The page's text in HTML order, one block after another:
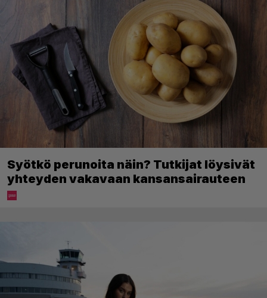
Syötkö perunoita näin? Tutkijat löysivät
yhteyden vakavaan kansansairauteen